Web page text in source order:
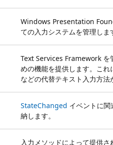
Windows Presentation
ての入力システムを管理しま
Text Services Framework を
めの機能を提供します。これ
などの代替テキスト入力方法
StateChanged イベントに
納します。
入力メソッドによって提供